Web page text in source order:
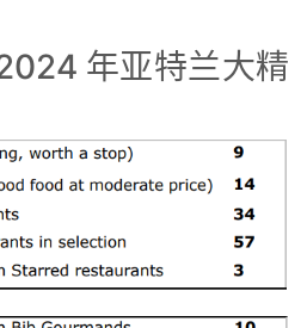
年亚特兰大精